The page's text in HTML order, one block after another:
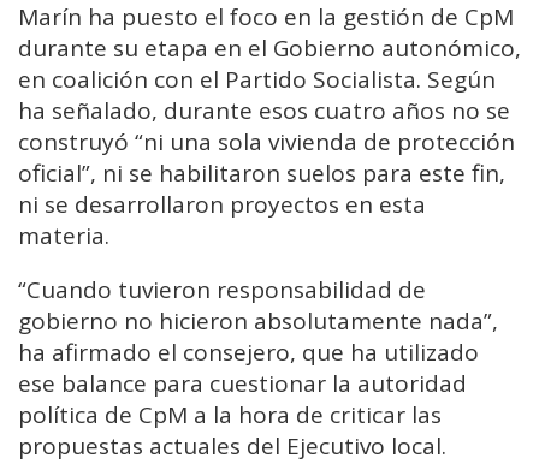
Marín ha puesto el foco en la gestión de CpM
durante su etapa en el Gobierno autonómico,
en coalición con el Partido Socialista. Según
ha señalado, durante esos cuatro años no se
construyó “ni una sola vivienda de protección
oficial”, ni se habilitaron suelos para este fin,
ni se desarrollaron proyectos en esta
materia.
“Cuando tuvieron responsabilidad de
gobierno no hicieron absolutamente nada”,
ha afirmado el consejero, que ha utilizado
ese balance para cuestionar la autoridad
política de CpM a la hora de criticar las
propuestas actuales del Ejecutivo local.